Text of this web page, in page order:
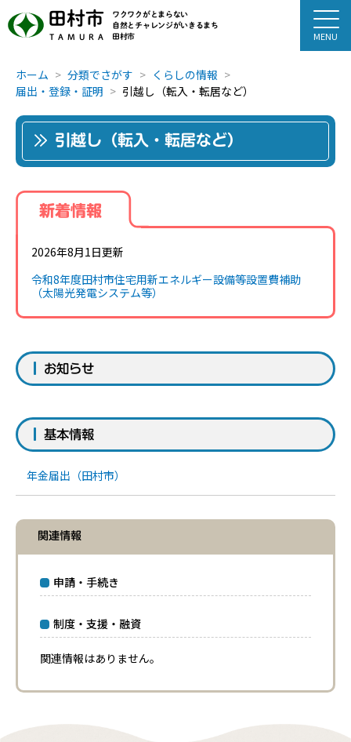
田村市
TAMURA
ワクワクがとまらない
自然とチャレンジがいきるまち
田村市
ホーム 分類でさがす
くらしの情報
届出・登録・証明
引越し（転入・転居など）
引越し（転入・転居など）
新着情報
2026年8月1日更新
令和8年度田村市住宅用新エネルギー設備等設置費補助
（太陽光発電システム等）
お知らせ
基本情報
年金届出（田村市）
関連情報
申請・手続き
制度・支援・融資
関連情報はありません。